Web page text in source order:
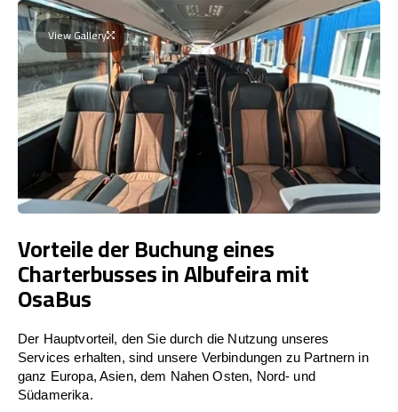
View Gallery
Vorteile der Buchung eines
Charterbusses in Albufeira mit
OsaBus
Der Hauptvorteil, den Sie durch die Nutzung unseres
Services erhalten, sind unsere Verbindungen zu Partnern in
ganz Europa, Asien, dem Nahen Osten, Nord- und
Südamerika.